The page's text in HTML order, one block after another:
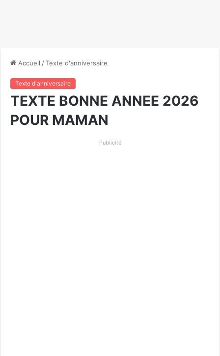
Accueil /Texte d'anniversaire
Texte d'anniversaire
TEXTE BONNE ANNEE 2026
POUR MAMAN
Publicité